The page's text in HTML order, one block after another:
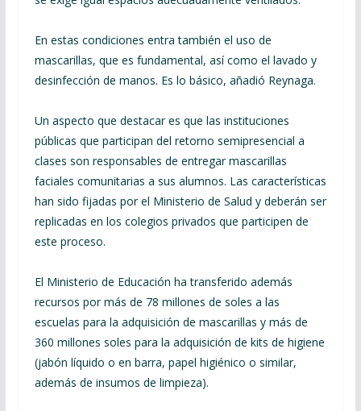
En estas condiciones entra también el uso de
mascarillas, que es fundamental, así como el lavado y
desinfección de manos. Es lo básico, añadió Reynaga.
Un aspecto que destacar es que las instituciones
públicas que participan del retorno semipresencial a
clases son responsables de entregar mascarillas
faciales comunitarias a sus alumnos. Las características
han sido fijadas por el Ministerio de Salud y deberán ser
replicadas en los colegios privados que participen de
este proceso.
El Ministerio de Educación ha transferido además
recursos por más de 78 millones de soles a las
escuelas para la adquisición de mascarillas y más de
360 millones soles para la adquisición de kits de higiene
(jabón líquido o en barra, papel higiénico o similar,
además de insumos de limpieza).